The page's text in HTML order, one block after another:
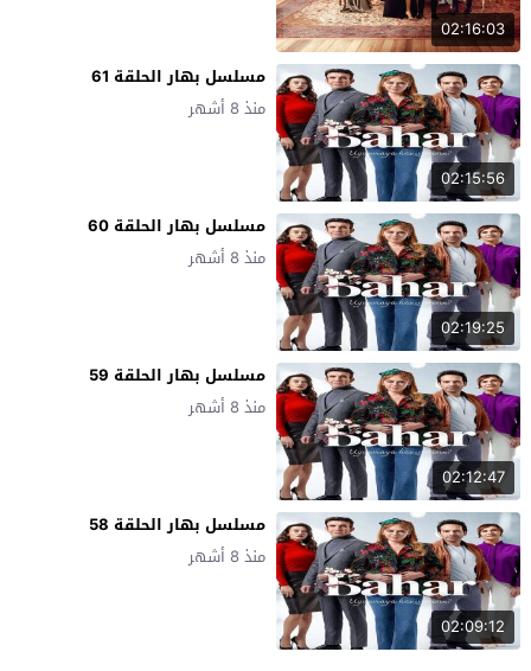
02:16:03
02:15:56
مسلسل بهار الحلقة 61
منذ 8 أشهر
02:19:25
مسلسل بهار الحلقة 60
منذ 8 أشهر
02:12:47
مسلسل بهار الحلقة 59
منذ 8 أشهر
02:09:12
مسلسل بهار الحلقة 58
منذ 8 أشهر